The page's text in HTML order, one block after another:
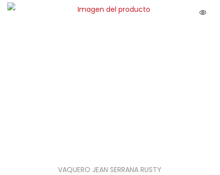
VAQUERO JEAN SERRANA RUSTY